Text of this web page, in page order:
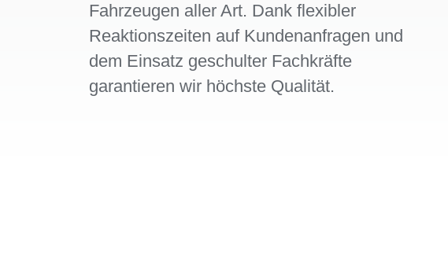
Fahrzeugen aller Art. Dank flexibler
Reaktionszeiten auf Kundenanfragen und
dem Einsatz geschulter Fachkräfte
garantieren wir höchste Qualität.